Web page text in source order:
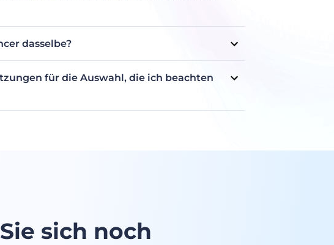
ist, möchten wir unsere Plattform mit
offen und flexibel, wenn es um andere Arten von
Ihre Idee einzubringen!
dasselbe?
Begriff 'Botschafter' steht für eine langfristige
genau das, was wir anstreben.
für die Auswahl, die ich beachten
aktiver Nutzer unseres Tools sind - auch wenn Sie nur
sich noch